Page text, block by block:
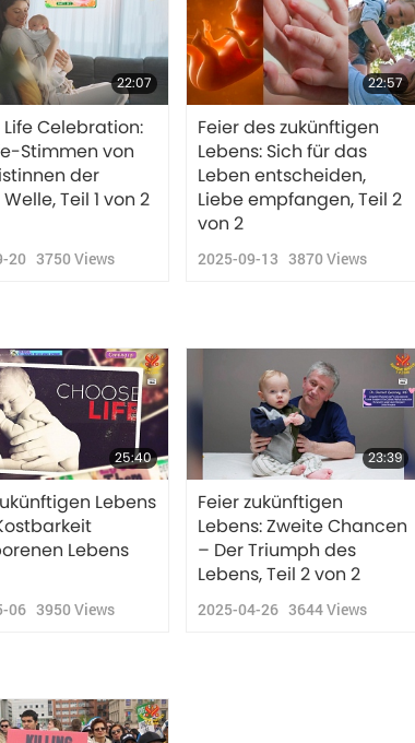
22:07
Life Celebration:
Stimmen von
der
Teil 1 von 2
20 3750Views
22:57
Feier des zukünftigen
Lebens: Sich für das
Leben entscheiden,
Liebe empfangen, Teil 2
von 2
2025-09-13 3870Views
25:40
Lebens
Lebens
06 3950Views
23:39
Feier zukünftigen
Lebens: Zweite Chancen
– Der Triumph des
Lebens, Teil 2 von 2
2025-04-26 3644Views